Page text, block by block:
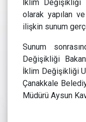
İklim Değişikliği
olarak yapılan
ilişkin sunum
Sunum
Değişikliği
İklim Değişikliği
Çanakkale
Müdürü Aysun